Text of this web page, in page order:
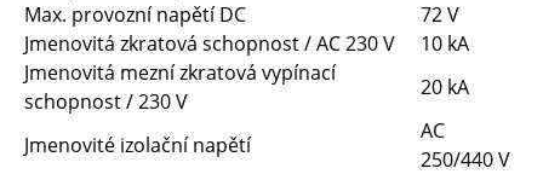
Max. provozní napětí DC
72 V
Jmenovitá zkratová schopnost / AC 230 V
10 kA
Jmenovitá mezní zkratová vypínací
schopnost / 230 V
20 kA
Jmenovité izolační napětí
AC
250/440 V